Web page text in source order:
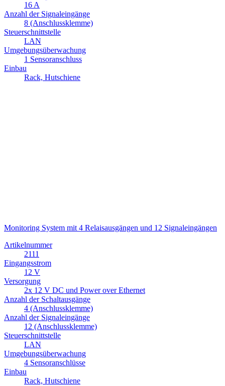
16 A
Anzahl der Signaleingänge
8 (Anschlussklemme)
Steuerschnittstelle
LAN
Umgebungsüberwachung
1 Sensoranschluss
Einbau
Rack, Hutschiene
Monitoring System mit 4 Relaisausgängen und 12 Signaleingängen
Artikelnummer
2111
Eingangsstrom
12 V
Versorgung
2x 12 V DC und Power over Ethernet
Anzahl der Schaltausgänge
4 (Anschlussklemme)
Anzahl der Signaleingänge
12 (Anschlussklemme)
Steuerschnittstelle
LAN
Umgebungsüberwachung
4 Sensoranschlüsse
Einbau
Rack, Hutschiene